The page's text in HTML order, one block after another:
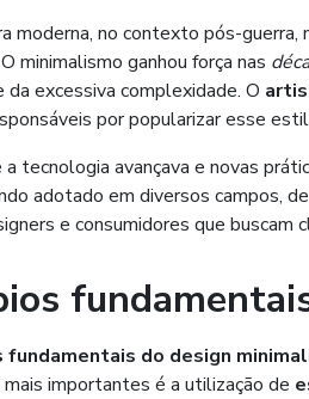
moderna, no contexto pós-
minimalismo ganhou força nas
da excessiva complexidade. O
por popularizar esse
tecnologia avançava e novas
adotado em diversos campos,
e consumidores que buscam
fundamentais do design
importantes é a utilização de